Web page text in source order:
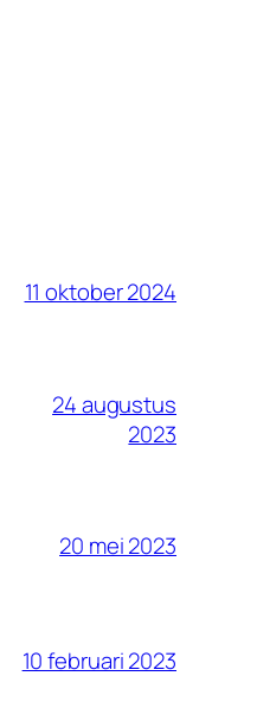
11 oktober 2024
24 augustus
2023
20 mei 2023
10 februari 2023